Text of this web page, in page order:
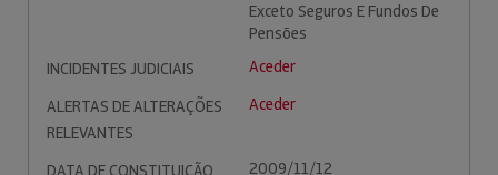
Exceto Seguros E Fundos De
Pensões
INCIDENTES JUDICIAIS
Aceder
ALERTAS DE ALTERAÇÕES
RELEVANTES
Aceder
DATA DE CONSTITUIÇÃO 2009/11/12